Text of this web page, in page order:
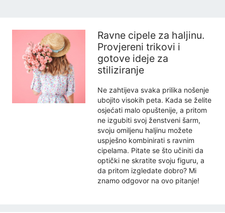
Ravne cipele za haljinu.
Provjereni trikovi i
gotove ideje za
stiliziranje
Ne zahtijeva svaka prilika nošenje
ubojito visokih peta. Kada se želite
osjećati malo opuštenije, a pritom
ne izgubiti svoj ženstveni šarm,
svoju omiljenu haljinu možete
uspješno kombinirati s ravnim
cipelama. Pitate se što učiniti da
optički ne skratite svoju figuru, a
da pritom izgledate dobro? Mi
znamo odgovor na ovo pitanje!